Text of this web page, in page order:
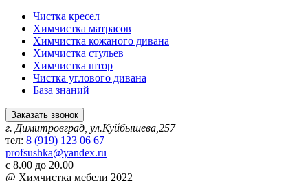
Чистка кресел
Химчистка матрасов
Химчистка кожаного дивана
Химчистка стульев
Химчистка штор
Чистка углового дивана
База знаний
Заказать звонок
г. Димитровград, ул.Куйбышева,257
тел: 8 (919) 123 06 67
profsushka@yandex.ru
с 8.00 до 20.00
@ Химчистка мебели 2022